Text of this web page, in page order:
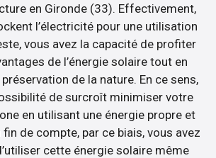
en Gironde (33). Effectivement,
l’électricité pour une utilisation
vous avez la capacité de profiter
de l’énergie solaire tout en
de la nature. En ce sens,
de surcroît minimiser votre
en utilisant une énergie propre et
fin de compte, par ce biais, vous avez
cette énergie solaire même